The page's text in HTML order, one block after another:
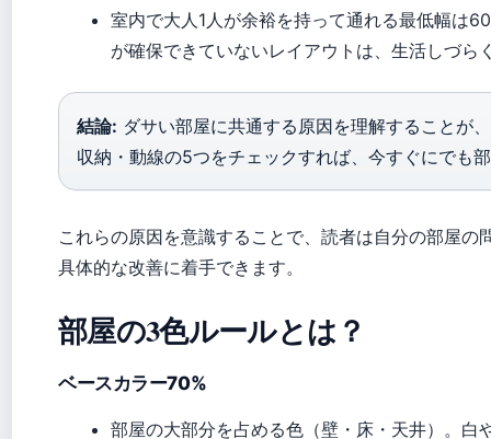
室内で大人1人が余裕を持って通れる最低幅は
が確保できていないレイアウトは、生活しづら
結論: ダサい部屋に共通する原因を理解することが
収納・動線の5つをチェックすれば、今すぐにでも
これらの原因を意識することで、読者は自分の部屋の
具体的な改善に着手できます。
部屋の3色ルールとは？
ベースカラー70%
部屋の大部分を占める色（壁・床・天井）。白